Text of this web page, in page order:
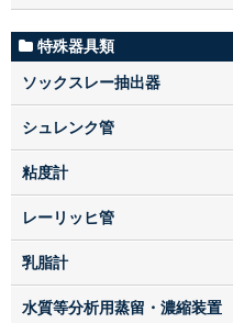
特殊器具類
ソックスレー抽出器
シュレンク管
粘度計
レーリッヒ管
乳脂計
水質等分析用蒸留・濃縮装置